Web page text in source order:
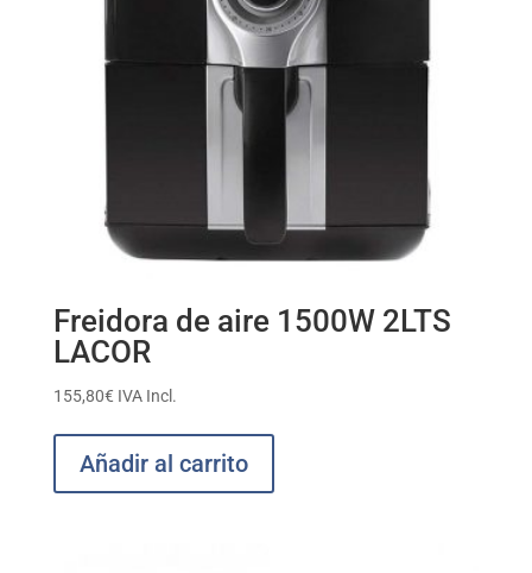
Freidora de aire 1500W 2LTS
LACOR
155,80€ IVA Incl.
Añadir al carrito